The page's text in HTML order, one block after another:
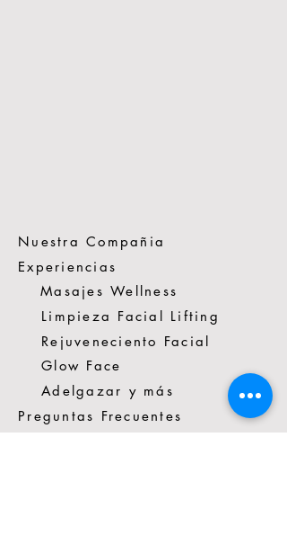
Nuestra Compañia
Experiencias
Masajes Wellness
Limpieza Facial Lifting
Rejuveneciento Facial
Glow Face
Adelgazar y más
Preguntas Frecuentes